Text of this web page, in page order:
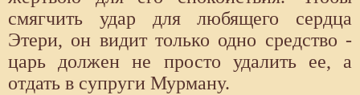
смягчить удар для любящего сердца
Этери, он видит только одно средство -
царь должен не просто удалить ее, а
отдать в супруги Мурману.